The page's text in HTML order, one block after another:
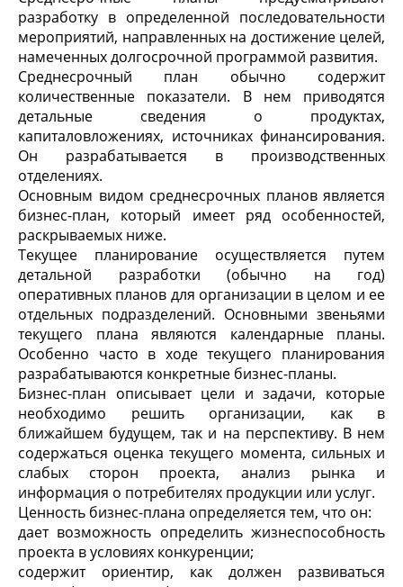
разработку в определенной последовательности
мероприятий, направленных на достижение целей,
намеченных долгосрочной программой развития.
Среднесрочный план обычно содержит
количественные показатели. В нем приводятся
детальные сведения о продуктах,
капиталовложениях, источниках финансирования.
Он разрабатывается в производственных
отделениях.
Основным видом среднесрочных планов является
бизнес-план, который имеет ряд особенностей,
раскрываемых ниже.
Текущее планирование осуществляется путем
детальной разработки (обычно на год)
оперативных планов для организации в целом и ее
отдельных подразделений. Основными звеньями
текущего плана являются календарные планы.
Особенно часто в ходе текущего планирования
разрабатываются конкретные бизнес-планы.
Бизнес-план описывает цели и задачи, которые
необходимо решить организации, как в
ближайшем будущем, так и на перспективу. В нем
содержаться оценка текущего момента, сильных и
слабых сторон проекта, анализ рынка и
информация о потребителях продукции или услуг.
Ценность бизнес-плана определяется тем, что он:
дает возможность определить жизнеспособность
проекта в условиях конкуренции;
содержит ориентир, как должен развиваться